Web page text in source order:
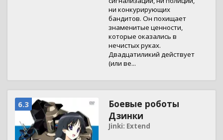
ни конкурирующих
бандитов. Он похищает
знаменитые ценности,
которые оказались в
нечистых руках.
Двадцатиликий действует
(или ве...
6.3
Боевые роботы
Дзинки
Jinki: Extend